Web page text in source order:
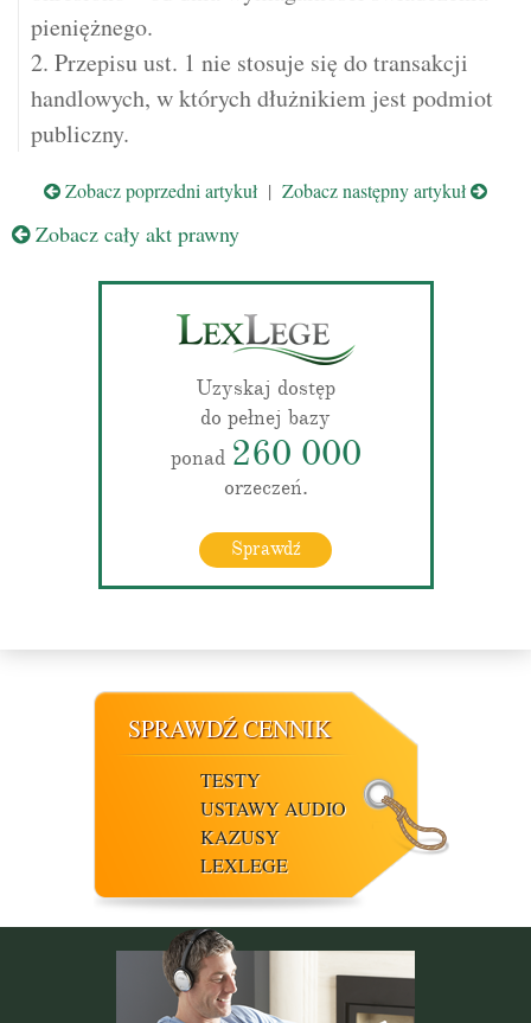
pieniężnego.
2. Przepisu ust. 1 nie stosuje się do transakcji
handlowych, w których dłużnikiem jest podmiot
publiczny.
Zobacz poprzedni artykuł | Zobacz następny artykuł
Zobacz cały akt prawny
Uzyskaj dostęp
do pełnej bazy
ponad 260 000
orzeczeń.
Sprawdź
SPRAWDŹ CENNIK
TESTY
USTAWY AUDIO
KAZUSY
LEXLEGE